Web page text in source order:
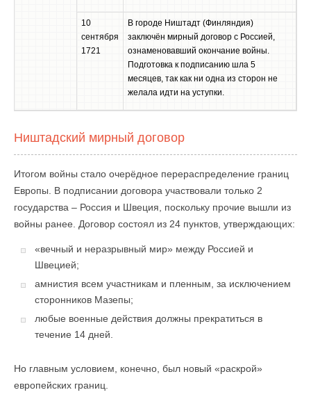
10
сентября
1721
В городе Ништадт (Финляндия)
заключён мирный договор с Россией,
ознаменовавший окончание войны.
Подготовка к подписанию шла 5
месяцев, так как ни одна из сторон не
желала идти на уступки.
Ништадский мирный договор
Итогом войны стало очерёдное перераспределение границ
Европы. В подписании договора участвовали только 2
государства – Россия и Швеция, поскольку прочие вышли из
войны ранее. Договор состоял из 24 пунктов, утверждающих:
«вечный и неразрывный мир» между Россией и
Швецией;
амнистия всем участникам и пленным, за исключением
сторонников Мазепы;
любые военные действия должны прекратиться в
течение 14 дней.
Но главным условием, конечно, был новый «раскрой»
европейских границ.